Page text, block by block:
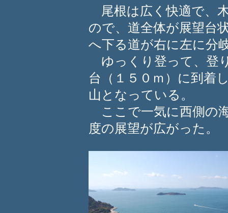
尾根は広く快適で、
ので、道全体が展望台
へ下る道が右に左に分
ゆっくり登って、登
台（１５０ｍ）に到着
山となっている。
ここで一気に西側の
度の展望が広がった。